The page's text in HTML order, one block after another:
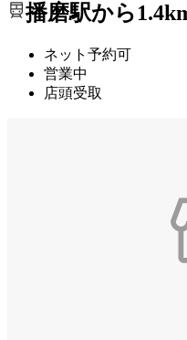
播磨駅から
ネット予約可
営業中
店頭受取